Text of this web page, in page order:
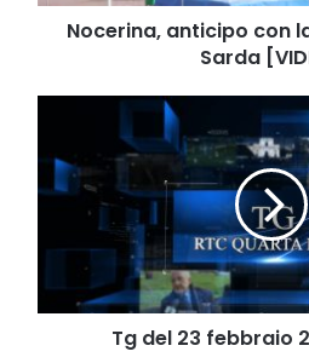
Nocerina, anticipo con
Sarda
23
febbraio
2024
[VIDEO]
Tg del 23 febbraio